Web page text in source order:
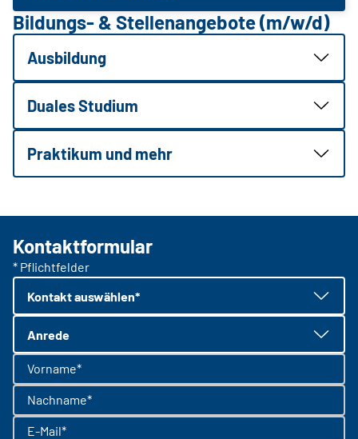
Bildungs- & Stellenangebote (m/w/d)
Ausbildung
Duales Studium
Praktikum und mehr
Kontaktformular
* Pflichtfelder
Kontakt auswählen*
Anrede
Vorname*
Nachname*
E-Mail*